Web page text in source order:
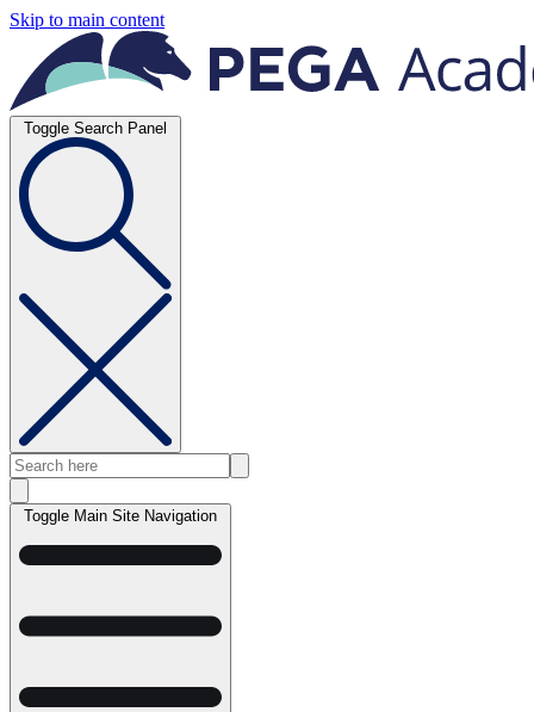
Skip to main content
Toggle Search Panel
Toggle Main Site Navigation